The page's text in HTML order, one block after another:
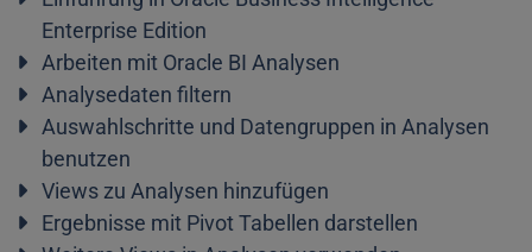
Enterprise Edition
Arbeiten mit Oracle BI Analysen
Analysedaten filtern
Auswahlschritte und Datengruppen in Analysen
benutzen
Views zu Analysen hinzufügen
Ergebnisse mit Pivot Tabellen darstellen